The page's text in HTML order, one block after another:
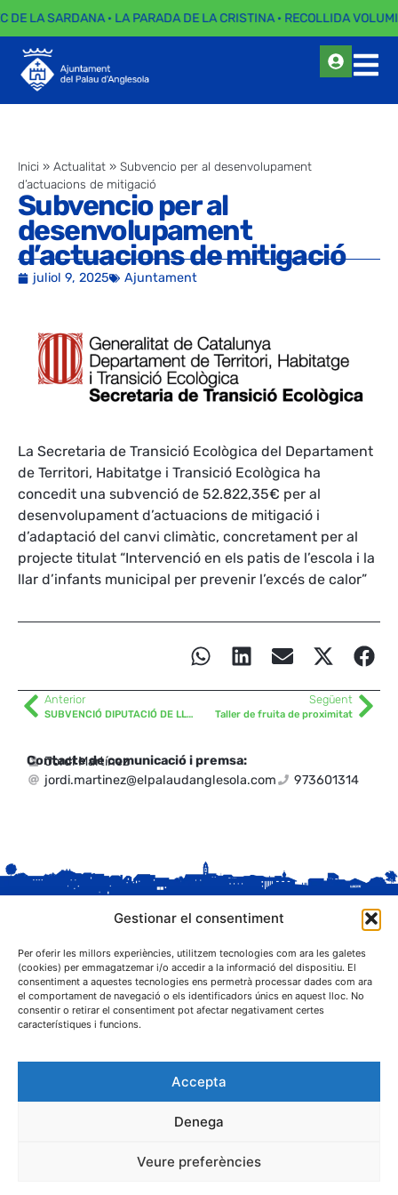
Gestionar el consentiment
Per oferir les millors experiències, utilitzem tecnologies com ara les galetes
(cookies) per emmagatzemar i/o accedir a la informació del dispositiu. El
consentiment a aquestes tecnologies ens permetrà processar dades com ara
el comportament de navegació o els identificadors únics en aquest lloc. No
consentir o retirar el consentiment pot afectar negativament certes
característiques i funcions.
Accepta
Denega
Veure preferències
DE LA SARDANA · LA PARADA DE LA CRISTINA · RECOLLIDA
Inici » Actualitat » Subvencio per al desenvolupament
d’actuacions de mitigació
Subvencio per al
desenvolupament
d’actuacions de mitigació
juliol 9, 2025 Ajuntament
La Secretaria de Transició Ecològica del Departament
de Territori, Habitatge i Transició Ecològica ha
concedit una subvenció de 52.822,35€ per al
desenvolupament d’actuacions de mitigació i
d’adaptació del canvi climàtic, concretament per al
projecte titulat “Intervenció en els patis de l’escola i la
llar d’infants municipal per prevenir l’excés de calor”
Anterior
SUBVENCIÓ DIPUTACIÓ DE LLEIDA
Següent
Taller de fruita de proximitat
Contacte de comunicació i premsa:
Jordi Martínez
jordi.martinez@elpalaudanglesola.com
973601314
C. Sant Josep, 1
25243 El Palau d'Anglesola (Pla d'Urgell)
Privacitat Cookies
Protecció de dades